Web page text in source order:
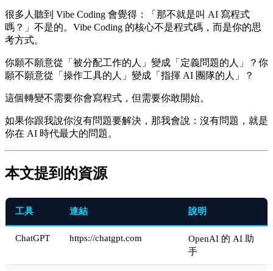
很多人聽到 Vibe Coding 會覺得：「那不就是叫 AI 寫程式
嗎？」不是的。Vibe Coding 的核心不是程式碼，而是你的思
考方式。
你願不願意從「被分配工作的人」變成「定義問題的人」？你
願不願意從「操作工具的人」變成「指揮 AI 團隊的人」？
這個轉變不需要你會寫程式，但需要你敢開始。
如果你跟我說你沒有問題要解決，那我會說：沒有問題，就是
你在 AI 時代最大的問題。
本文提到的資源
工具 連結 說明
ChatGPT https://chatgpt.com
OpenAI 的 AI 助
手